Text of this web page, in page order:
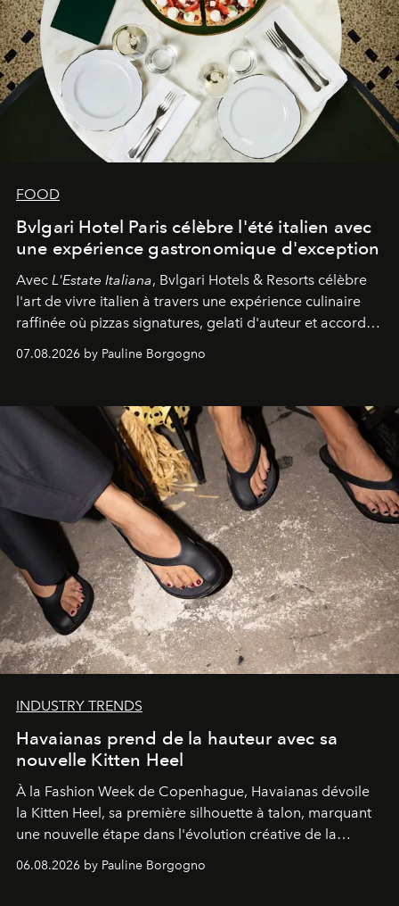
FOOD
Bvlgari Hotel Paris célèbre l'été italien avec
une expérience gastronomique d'exception
Avec L'Estate Italiana, Bvlgari Hotels & Resorts célèbre
l'art de vivre italien à travers une expérience culinaire
raffinée où pizzas signatures, gelati d'auteur et accords
d'exception composent un véritable voyage sensoriel.
07.08.2026 by Pauline Borgogno
INDUSTRY TRENDS
Havaianas prend de la hauteur avec sa
nouvelle Kitten Heel
À la Fashion Week de Copenhague, Havaianas dévoile
la Kitten Heel, sa première silhouette à talon, marquant
une nouvelle étape dans l'évolution créative de la
06.08.2026 by Pauline Borgogno